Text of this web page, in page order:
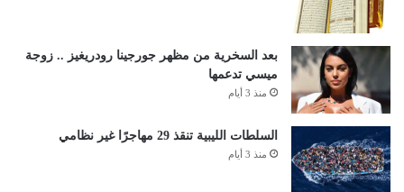
بعد السخرية من مظهر جورجينا رودريغيز .. زوجة
ميسي تدعمها
منذ 3 أيام
السلطات الليبية تنقذ 29 مهاجرًا غير نظامي
منذ 3 أيام